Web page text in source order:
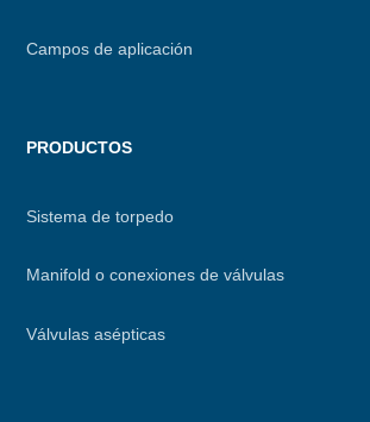
Campos de aplicación
PRODUCTOS
Sistema de torpedo
Manifold o conexiones de válvulas
Válvulas asépticas